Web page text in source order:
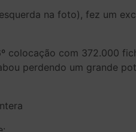
na foto), fez um
colocação com 372.000
perdendo um grande